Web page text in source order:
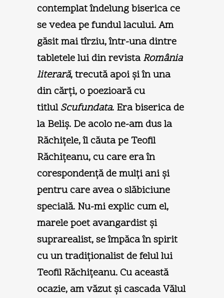
contemplat îndelung biserica ce
se vedea pe fundul lacului. Am
găsit mai tîrziu, într-una dintre
tabletele lui din revistaRomânia
literară, trecută apoi şi în una
din cărţi, o poezioară cu
titlulScufundata. Era biserica de
la Beliş. De acolo ne-am dus la
Răchiţele, îl căuta pe Teofil
Răchiţeanu, cu care era în
corespondenţă de mulţi ani şi
pentru care avea o slăbiciune
specială. Nu-mi explic cum el,
marele poet avangardist şi
suprarealist, se împăca în spirit
cu un tradiţionalist de felul lui
Teofil Răchiţeanu. Cu această
ocazie, am văzut şi cascada Vălul